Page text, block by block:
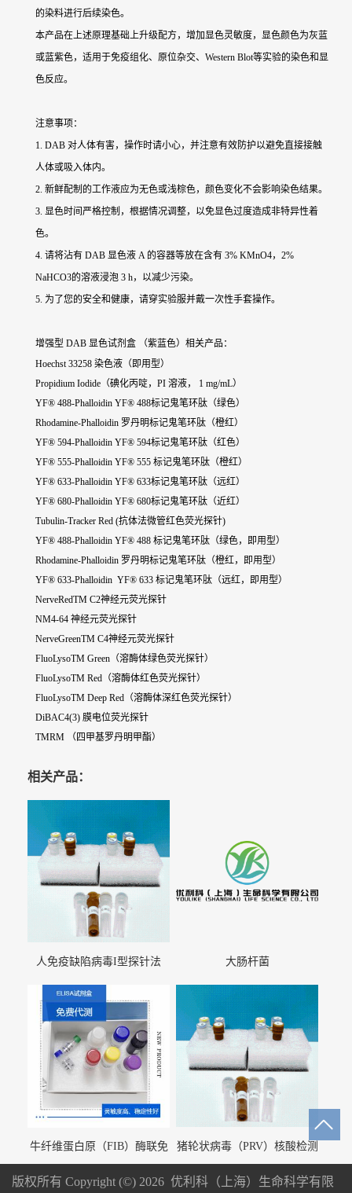
的染料进行后续染色。
本产品在上述原理基础上升级配方，增加显色灵敏度，显色颜色为灰蓝
或蓝紫色，适用于免疫组化、原位杂交、Western Blot等实验的染色和显
色反应。
注意事项：
1. DAB 对人体有害，操作时请小心，并注意有效防护以避免直接接触
人体或吸入体内。
2. 新鲜配制的工作液应为无色或浅棕色，颜色变化不会影响染色结果。
3. 显色时间严格控制，根据情况调整，以免显色过度造成非特异性着
色。
4. 请将沾有 DAB 显色液 A 的容器等放在含有 3% KMnO4，2%
NaHCO3的溶液浸泡 3 h，以减少污染。
5. 为了您的安全和健康，请穿实验服并戴一次性手套操作。
增强型 DAB 显色试剂盒 （紫蓝色）相关产品：
Hoechst 33258 染色液（即用型）
Propidium Iodide（碘化丙啶，PI 溶液， 1 mg/mL）
YF® 488-Phalloidin YF® 488标记鬼笔环肽（绿色）
Rhodamine-Phalloidin 罗丹明标记鬼笔环肽（橙红）
YF® 594-Phalloidin YF® 594标记鬼笔环肽（红色）
YF® 555-Phalloidin YF® 555 标记鬼笔环肽（橙红）
YF® 633-Phalloidin YF® 633标记鬼笔环肽（远红）
YF® 680-Phalloidin YF® 680标记鬼笔环肽（近红）
Tubulin-Tracker Red (抗体法微管红色荧光探针)
YF® 488-Phalloidin YF® 488 标记鬼笔环肽（绿色，即用型）
Rhodamine-Phalloidin 罗丹明标记鬼笔环肽（橙红，即用型）
YF® 633-Phalloidin YF® 633 标记鬼笔环肽（远红，即用型）
NerveRedTM C2神经元荧光探针
NM4-64 神经元荧光探针
NerveGreenTM C4神经元荧光探针
FluoLysoTM Green（溶酶体绿色荧光探针）
FluoLysoTM Red（溶酶体红色荧光探针）
FluoLysoTM Deep Red（溶酶体深红色荧光探针）
DiBAC4(3) 膜电位荧光探针
TMRM （四甲基罗丹明甲酯）
相关产品：
人免疫缺陷病毒I型探针法
大肠杆菌
牛纤维蛋白原（FIB）酶联免
疫分析试剂盒
猪轮状病毒（PRV）核酸检测
试剂盒（荧光 PCR 法）
版权所有 Copyright (©) 2026 优利科（上海）生命科学有限